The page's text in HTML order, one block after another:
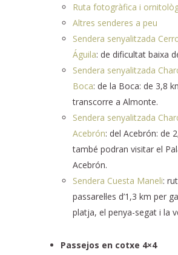
Ruta fotogràfica i
Altres senderes a peu
Sendera senyalitzada
Águila: de dificultat baixa
Sendera senyalitzada
Boca: de la Boca: de 3,8
transcorre a Almonte.
Sendera senyalitzada
Acebrón: del Acebrón: de
també podran visitar el
Acebrón.
Sendera Cuesta Maneli:
passarel·les d’1,3 km per
platja, el penya-segat i la
Passejos en cotxe 4×4